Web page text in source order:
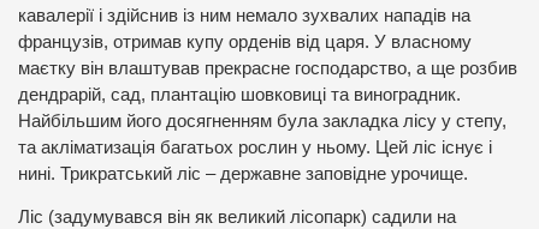
кавалерії і здійснив із ним немало зухвалих нападів на
французів, отримав купу орденів від царя. У власному
маєтку він влаштував прекрасне господарство, а ще розбив
дендрарій, сад, плантацію шовковиці та виноградник.
Найбільшим його досягненням була закладка лісу у степу,
та акліматизація багатьох рослин у ньому. Цей ліс існує і
нині. Трикратський ліс – державне заповідне урочище.
Ліс (задумувався він як великий лісопарк) садили на